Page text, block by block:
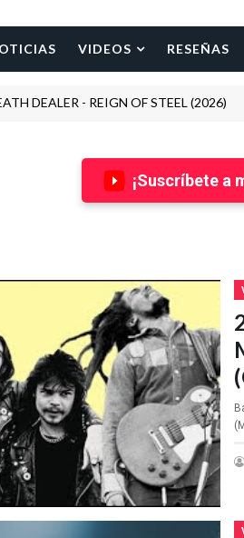
VIDEOS RESEÑAS
- REIGN OF STEEL (2026)
¡Suscríbete a